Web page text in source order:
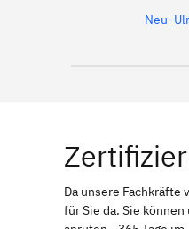
Neu-
Da unsere Fachkräfte
für Sie da. Sie